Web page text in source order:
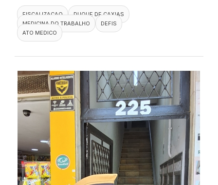
FISCALIZACAO
DUQUE DE CAXIAS
MEDICINA DO TRABALHO
DEFIS
ATO MEDICO